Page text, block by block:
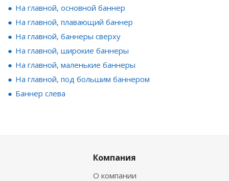
На главной, основной баннер
На главной, плавающий баннер
На главной, баннеры сверху
На главной, широкие баннеры
На главной, маленькие баннеры
На главной, под большим баннером
Баннер слева
Компания
О компании